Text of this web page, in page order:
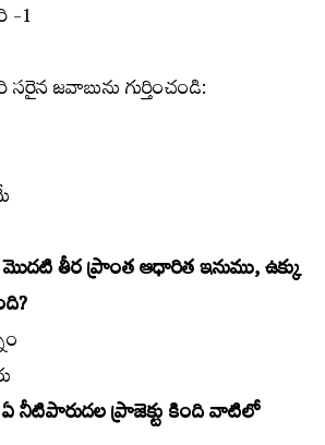
-1
జవాబును గుర్తించండి:
తీర ప్రాంత ఆధారిత ఇనుము, ఉక్కు
నీటిపారుదల ప్రాజెక్టు కింది వాటిలో